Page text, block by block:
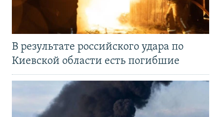
В результате российского удара по
Киевской области есть погибшие